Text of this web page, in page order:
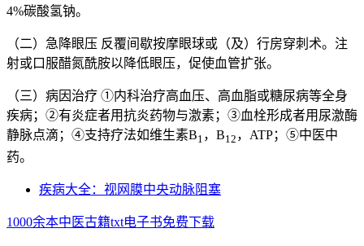
4%碳酸氢钠。
（二）急降眼压 反覆间歇按摩眼球或（及）行房穿刺术。注
射或口服醋氮酰胺以降低眼压，促使血管扩张。
（三）病因治疗 ①内科治疗高血压、高血脂或糖尿病等全身
疾病；②有炎症者用抗炎药物与激素；③血栓形成者用尿激酶
静脉点滴；④支持疗法如维生素B1 ，B12 ，ATP；⑤中医中
药。
疾病大全：视网膜中央动脉阻塞
1000余本中医古籍txt电子书免费下载